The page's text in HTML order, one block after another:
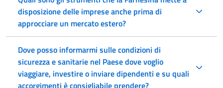
disposizione delle imprese anche prima di
approcciare un mercato estero?
Dove posso informarmi sulle condizioni di
sicurezza e sanitarie nel Paese dove voglio
viaggiare, investire o inviare dipendenti e su quali
accorgimenti è consigliabile prendere?